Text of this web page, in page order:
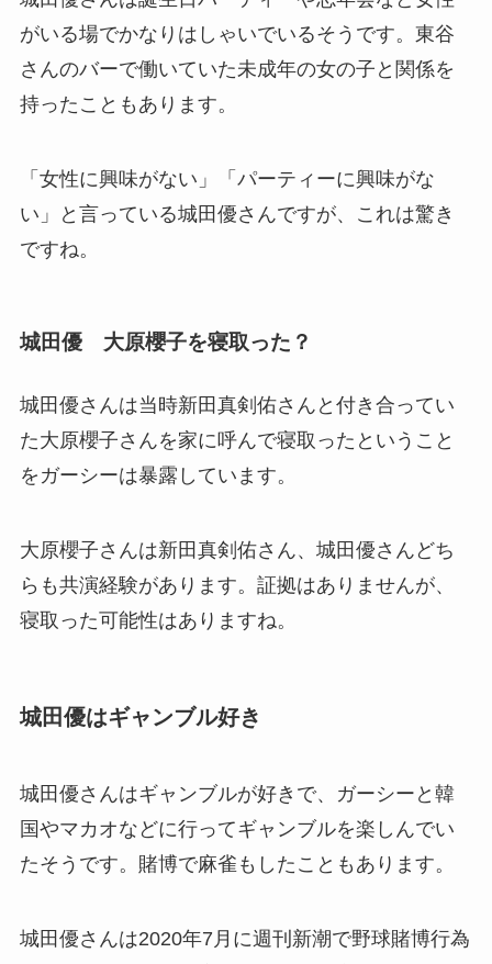
がいる場でかなりはしゃいでいるそうです。東谷
さんのバーで働いていた未成年の女の子と関係を
持ったこともあります。
「女性に興味がない」「パーティーに興味がな
い」と言っている城田優さんですが、これは驚き
ですね。
城田優 大原櫻子を寝取った？
城田優さんは当時新田真剣佑さんと付き合ってい
た大原櫻子さんを家に呼んで寝取ったということ
をガーシーは暴露しています。
大原櫻子さんは新田真剣佑さん、城田優さんどち
らも共演経験があります。証拠はありませんが、
寝取った可能性はありますね。
城田優はギャンブル好き
城田優さんはギャンブルが好きで、ガーシーと韓
国やマカオなどに行ってギャンブルを楽しんでい
たそうです。賭博で麻雀もしたこともあります。
城田優さんは2020年7月に週刊新潮で野球賭博行為